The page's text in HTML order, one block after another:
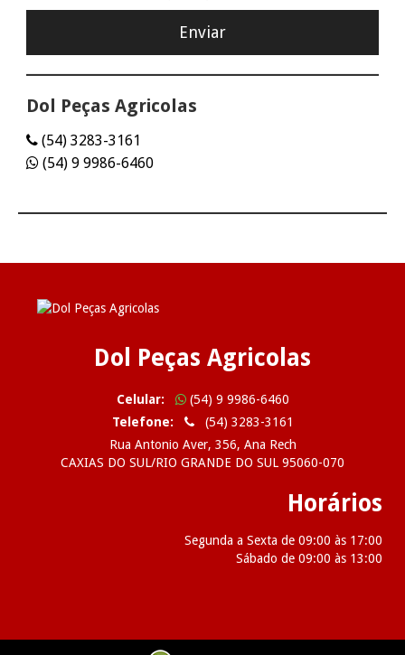
Dol Peças Agricolas
(54) 3283-3161
(54) 9 9986-6460
Dol Peças Agricolas
Celular:
(54) 9 9986-6460
Telefone:
(54) 3283-3161
Rua Antonio Aver, 356, Ana Rech
CAXIAS DO SUL/RIO GRANDE DO SUL 95060-070
Horários
Segunda a Sexta de 09:00 às 17:00
Sábado de 09:00 às 13:00